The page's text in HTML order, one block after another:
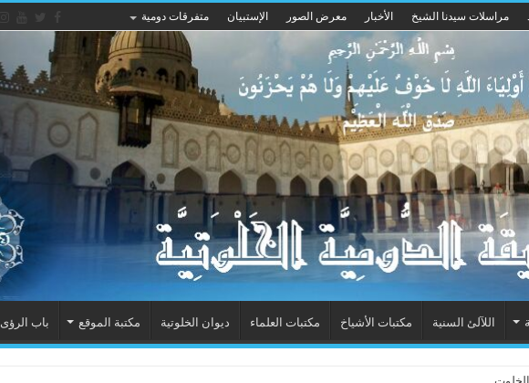
مراسلات سيدنا الشيخ الأخبار معرض الصور الإستبيان متفرقات دومية
اللآلئ السنية مكتبات الأشياخ مكتبات العلماء ديوان الخلوتية مكتبة الموقع باب الرؤى